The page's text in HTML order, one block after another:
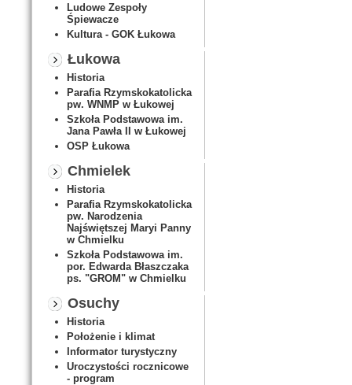
Ludowe Zespoły
Śpiewacze
Kultura - GOK Łukowa
Łukowa
Historia
Parafia Rzymskokatolicka
pw. WNMP w Łukowej
Szkoła Podstawowa im.
Jana Pawła II w Łukowej
OSP Łukowa
Chmielek
Historia
Parafia Rzymskokatolicka
pw. Narodzenia
Najświętszej Maryi Panny
w Chmielku
Szkoła Podstawowa im.
por. Edwarda Błaszczaka
ps. "GROM" w Chmielku
Osuchy
Historia
Położenie i klimat
Informator turystyczny
Uroczystości rocznicowe
- program